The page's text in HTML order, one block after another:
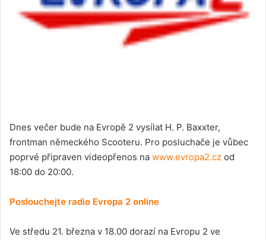
Dnes večer bude na Evropě 2 vysílat H. P. Baxxter,
frontman německého Scooteru. Pro posluchače je vůbec
poprvé připraven videopřenos na www.evropa2.cz od
18:00 do 20:00.
Poslouchejte radio Evropa 2 online
Ve středu 21. března v 18.00 dorazí na Evropu 2 ve